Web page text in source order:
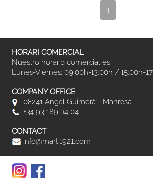
1
HORARI COMERCIAL
Nuestro horario comercial es:
Lunes-Viernes: 09:00h-13:00h / 15:00h-
COMPANY OFFICE
08241 Àngel Guimerà - Manresa
+34 93 189 04 04
CONTACT
info@marti1921.com